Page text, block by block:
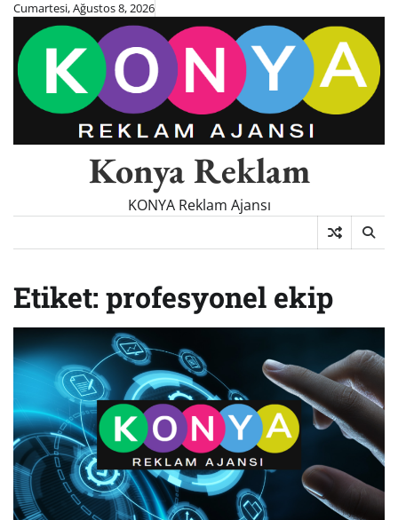
Skip
content
Cumartesi, Ağustos 8, 2026
Konya Reklam
KONYA Reklam Ajansı
Etiket: profesyonel ekip